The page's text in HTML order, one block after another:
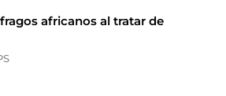
africanos al tratar de